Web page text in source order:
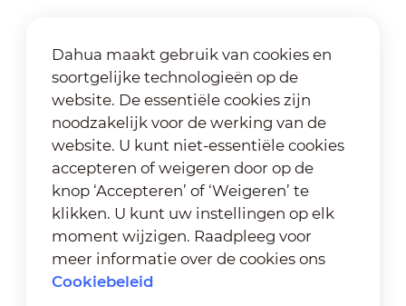
Dahua maakt gebruik van cookies en
soortgelijke technologieën op de
website. De essentiële cookies zijn
noodzakelijk voor de werking van de
website. U kunt niet-essentiële cookies
accepteren of weigeren door op de
knop ‘Accepteren’ of ‘Weigeren’ te
klikken. U kunt uw instellingen op elk
moment wijzigen. Raadpleeg voor
meer informatie over de cookies ons
Cookiebeleid